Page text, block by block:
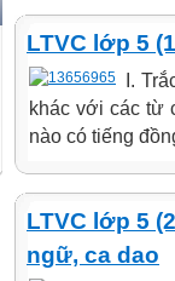
LTVC lớp 5
I.
khác với các từ
nào có tiếng
LTVC lớp 5
ngữ, ca dao